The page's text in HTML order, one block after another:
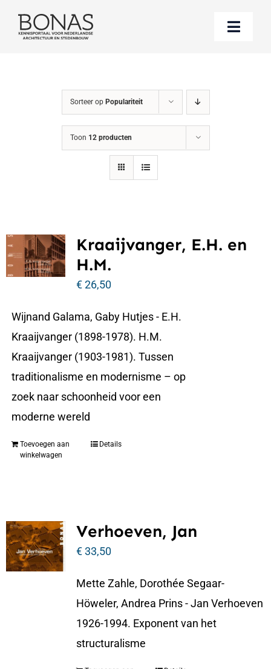
naar
Toggle
Boeken bestellen
Over BONAS
Sorteer op Populariteit
Toon 12 producten
Kraaijvanger, E.H. en
H.M.
€26,50
Wijnand Galama, Gaby Hutjes - E.H.
Kraaijvanger (1898-1978). H.M.
Kraaijvanger (1903-1981). Tussen
traditionalisme en modernisme – op
zoek naar schoonheid voor een
moderne wereld
Toevoegen aan
winkelwagen
Details
Verhoeven, Jan
€33,50
Mette Zahle, Dorothée Segaar-
Höweler, Andrea Prins - Jan Verhoeven
1926-1994. Exponent van het
structuralisme